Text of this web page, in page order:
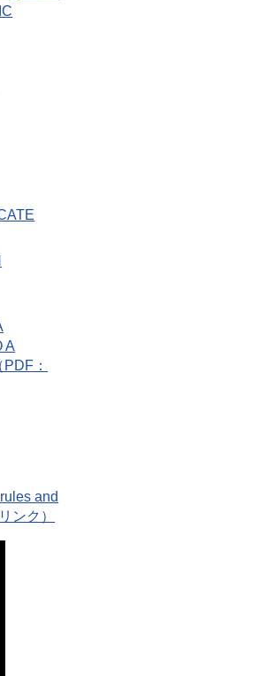
A
：
and
ンク）